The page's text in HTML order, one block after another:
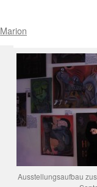
Marion
Ausstellungsaufbau